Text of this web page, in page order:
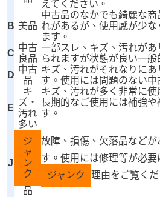
えてください。
B 美品
中古品のなかでも綺麗な
れがあるが、使用感が少
ます。
C
中古
良品
一部スレ、キズ、汚れが
られますが状態が良い一般
D
中古
品
キズ、汚れがそれなりに
す。使用には問題のない中
E
キ
ズ・
汚れ
多い
キズ、汚れが多く非常に使
長期的なご使用には補強
す。
J
ジ
ャ
ン
ク
品
故障、損傷、欠落品などが
す。使用には修理等が必
ジャンク
理由をご覧くだ